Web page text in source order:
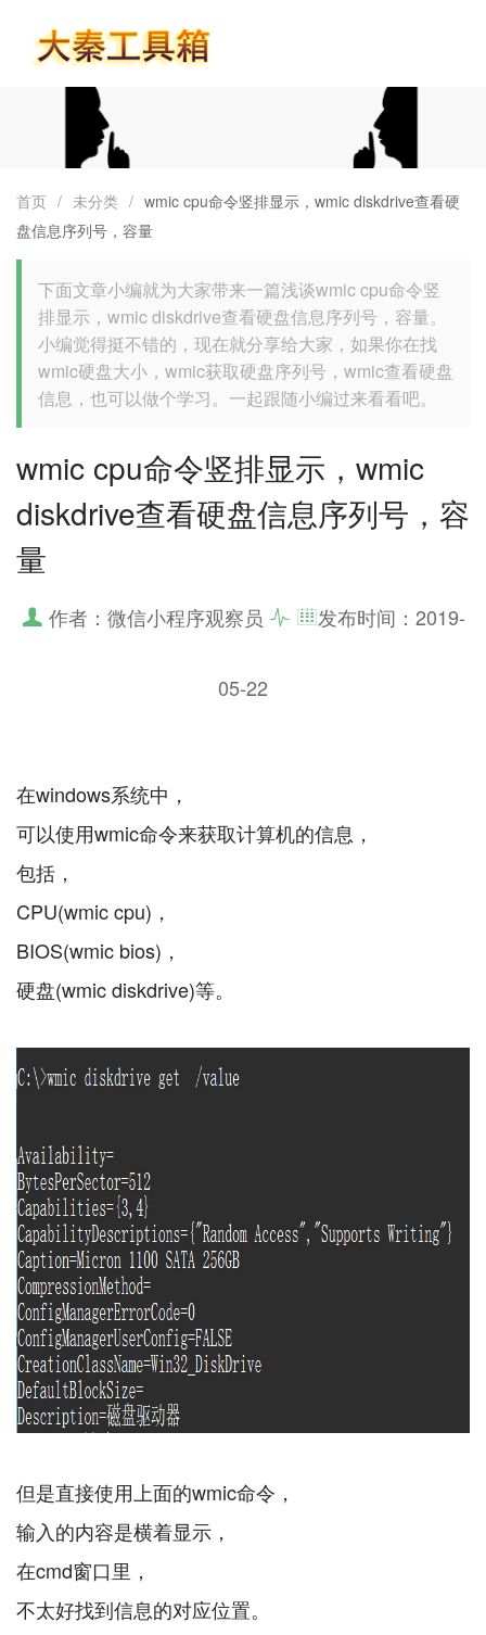
首页 / 未分类 / wmic cpu命令竖排显示，wmic diskdrive查看硬
盘信息序列号，容量
下面文章小编就为大家带来一篇浅谈wmic cpu命令竖
排显示，wmic diskdrive查看硬盘信息序列号，容量。
小编觉得挺不错的，现在就分享给大家，如果你在找
wmic硬盘大小，wmic获取硬盘序列号，wmic查看硬盘
信息，也可以做个学习。一起跟随小编过来看看吧。
wmic cpu命令竖排显示，wmic
diskdrive查看硬盘信息序列号，容
量
作者：微信小程序观察员 发布时间： 2019-
05-22
在windows系统中，
可以使用wmic命令来获取计算机的信息，
包括，
CPU(wmic cpu)，
BIOS(wmic bios)，
硬盘(wmic diskdrive)等。
但是直接使用上面的wmic命令，
输入的内容是横着显示，
在cmd窗口里，
不太好找到信息的对应位置。